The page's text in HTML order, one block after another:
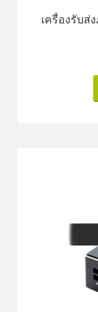
เครื่องรับส่